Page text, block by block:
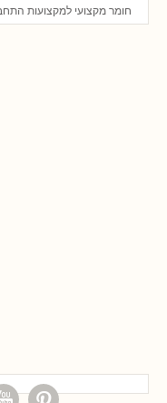
חומר מקצועי למקצועות